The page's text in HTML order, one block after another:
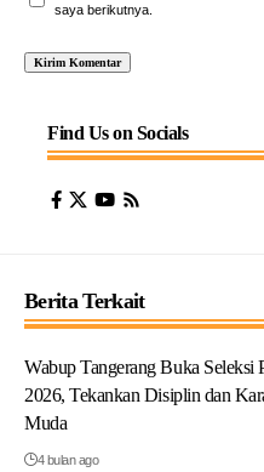
saya berikutnya.
Find Us on Socials
Berita Terkait
Wabup Tangerang Buka Seleksi
2026, Tekankan Disiplin dan
Muda
4 bulan ago